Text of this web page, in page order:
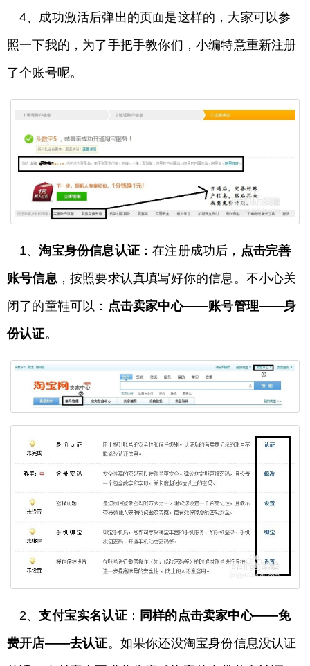
4、成功激活后弹出的页面是这样的，大家可以参
照一下我的，为了手把手教你们，小编特意重新注册
了个账号呢。
1、淘宝身份信息认证 ：在注册成功后， 点击完善
账号信息 ，按照要求认真填写好你的信息。不小心关
闭了的童鞋可以： 点击卖家中心——账号管理——身
份认证。
2、支付宝实名认证： 同样的点击卖家中心——免
费开店——去认证。如果你还没淘宝身份信息没认证